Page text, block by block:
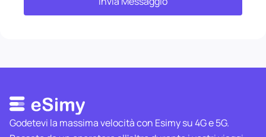
Godetevi la massima velocità con Esimy su 4G e 5G.